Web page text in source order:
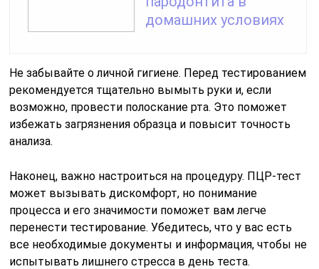
домашних условиях
Не забывайте о личной гигиене. Перед тестированием
рекомендуется тщательно вымыть руки и, если
возможно, провести полоскание рта. Это поможет
избежать загрязнения образца и повысит точность
анализа.
Наконец, важно настроиться на процедуру. ПЦР-тест
может вызывать дискомфорт, но понимание
процесса и его значимости поможет вам легче
перенести тестирование. Убедитесь, что у вас есть
все необходимые документы и информация, чтобы не
испытывать лишнего стресса в день теста.